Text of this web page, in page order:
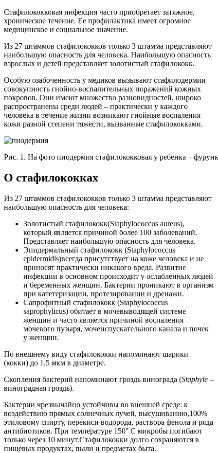
Стафилококковая инфекция часто приобретает затяжное,
хроническое течение. Ее профилактика имеет огромное
медицинское и социальное значение.
Из 27 штаммов стафилококков только 3 штамма представляют
наибольшую опасность для человека. Наибольшую опасность
взрослых и детей представляет золотистый стафилококк.
Особую озабоченность у медиков вызывают стафилодермии –
совокупность гнойно-воспалительных поражений кожных
покровов. Они имеют множество разновидностей, широко
распространены среди людей – практически у каждого
человека в течение жизни возникают гнойные воспаления
кожи разной степени тяжести, вызванные стафилококками.
Рис. 1. На фото пиодермия стафилококковая у ребенка –
О стафилококках
Из 27 штаммов стафилококков только 3 штамма представляют
наибольшую опасность для человека:
Золотистый стафилококк(Staphylococcus aureus),
который является причиной более 100 заболеваний.
Представляет наибольшую опасность для человека.
Эпидермальный стафилококк (Staphylococcus
epidermidis)всегда присутствует на коже человека и не
приносят практически никакого вреда. Развитие
инфекции в основном происходит у ослабленных людей
и беременных женщин. Бактерии проникают в организм
при катетеризации, протезировании и дренажи.
Сапрофитный стафилококк (Staphylococcus
saprophylicus) обитает в мочевыводящей системе
женщин и часто является причиной воспаления
мочевого пузыря, мочеиспускательного канала и почек
у женщин.
По внешнему виду стафилококки напоминают шарики
(кокки) до 1,5 мкм в диаметре.
Скопления бактерий напоминают гроздь винограда (Staphylе –
виноградная гроздь).
Бактерии чрезвычайно устойчивы во внешней среде: к
воздействию прямых солнечных лучей, высушиванию,100%
этиловому спирту, перекиси водорода, раствора фенола и ряда
антибиотиков. При температуре 150° С микробы погибают
только через 10 минут.Стафилококки долго сохраняются в
пищевых продуктах, пыли и предметах быта.